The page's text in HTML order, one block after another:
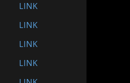
LINK
LINK
LINK
LINK